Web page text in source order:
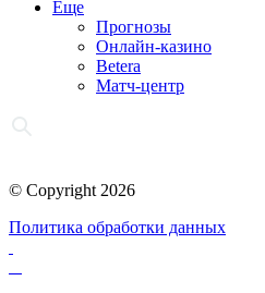
Еще
Прогнозы
Онлайн-казино
Betera
Матч-центр
© Copyright 2026
Политика обработки данных